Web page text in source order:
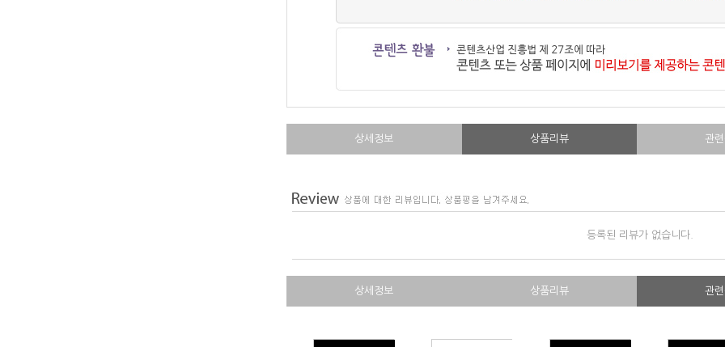
상세정보 상품리뷰 관
등록된 리뷰가 없습니다.
상세정보 상품리뷰 관